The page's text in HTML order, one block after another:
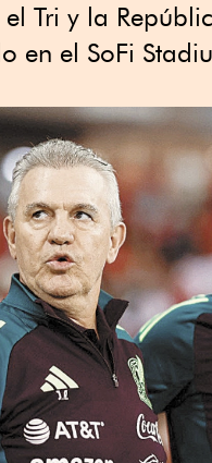
el Tri y la
en el SoFi